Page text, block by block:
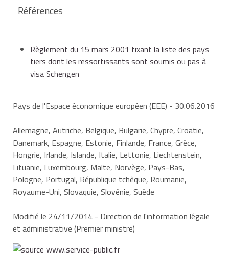
Danemark
Espagne Norvège
Estonie Pays-Bas
Finlande Pologne
France Portugal
d'une carte de séjour portant la mention
carte délivrée par la France et qui veut entrer
en Croatie),
ou d'un visa national (sauf les nationalités
titulaire d'un permis de séjour (par exemple,
époux algérien d'une Française titulaire d'une
carte de séjour "conjoint de Français" délivrée
par la France et qui veut entrer au Royaume-
Uni).
Le visa doit être demandé avant le départ, auprès des
autorités consulaires compétentes.
Références
Règlement du 15 mars 2001 fixant la liste des pays
tiers dont les ressortissants sont soumis ou pas à
visa Schengen
Pays de l'Espace économique européen (EEE) - 30.06.2016
Allemagne, Autriche, Belgique, Bulgarie, Chypre, Croatie,
Danemark, Espagne, Estonie, Finlande, France, Grèce,
Hongrie, Irlande, Islande, Italie, Lettonie, Liechtenstein,
Lituanie, Luxembourg, Malte, Norvège, Pays-Bas,
Pologne, Portugal, République tchèque, Roumanie,
Royaume-Uni, Slovaquie, Slovénie, Suède
Modifié le 24/11/2014 - Direction de l'information légale
et administrative (Premier ministre)